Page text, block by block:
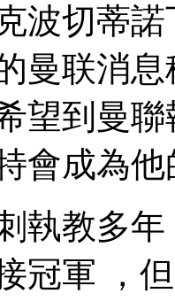
克波切蒂
联消息稱
望到曼聯
會成為他
教多年
冠軍 